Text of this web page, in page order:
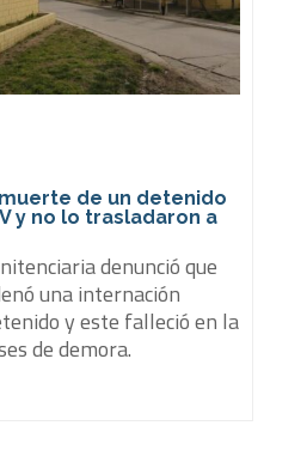
de un detenido
y no lo trasladaron a
denunció que
una internación
y este falleció en la
de demora.